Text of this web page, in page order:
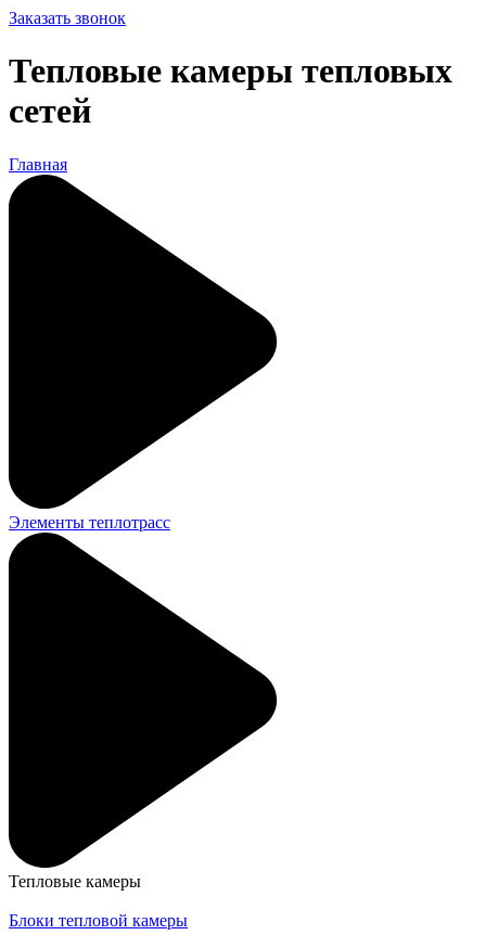
Заказать звонок
Тепловые камеры тепловых
сетей
Главная
Элементы теплотрасс
Тепловые камеры
Блоки тепловой камеры